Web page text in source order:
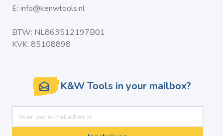
E: info@kenwtools.nl
BTW: NL863512197B01
KVK: 85108898
K&W Tools in your mailbox?